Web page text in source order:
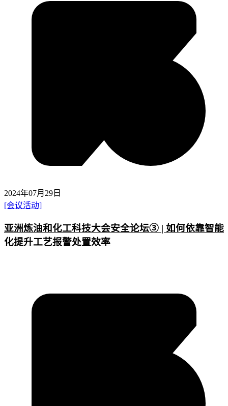
2024年07月29日
[会议活动]
亚洲炼油和化工科技大会安全论坛③ | 如何依靠智能
化提升工艺报警处置效率